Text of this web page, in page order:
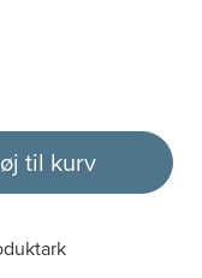
til kurv